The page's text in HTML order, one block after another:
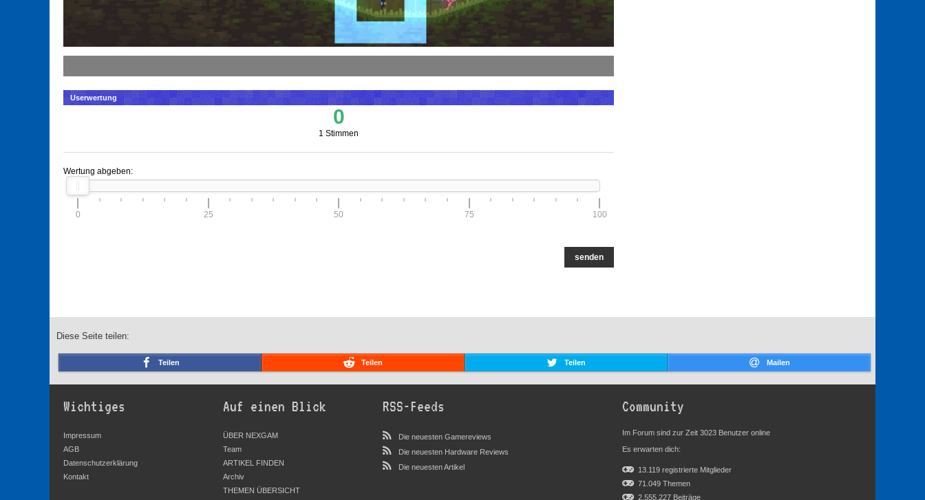
Userwertung
0
1 Stimmen
Wertung abgeben:
0 25 50 75 100
senden
Diese Seite teilen:
Teilen Teilen Teilen Mailen
Wichtiges
Impressum
AGB
Datenschutzerklärung
Kontakt
Auf einen Blick
ÜBER NEXGAM
Team
ARTIKEL FINDEN
Archiv
THEMEN ÜBERSICHT
RSS-Feeds
Die neuesten Gamereviews
Die neuesten Hardware Reviews
Die neuesten Artikel
Community
Im Forum sind zur Zeit 3023 Benutzer online
Es erwarten dich:
13.119 registrierte Mitglieder
71.049 Themen
2.555.227 Beiträge